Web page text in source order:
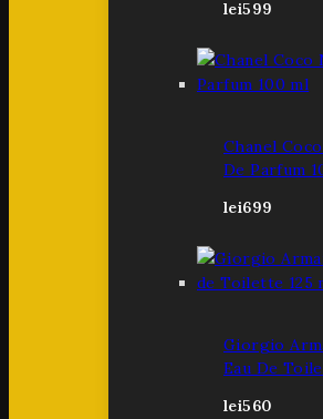
lei599
Chanel
De Parfum
lei699
Giorgio
Eau De
lei560